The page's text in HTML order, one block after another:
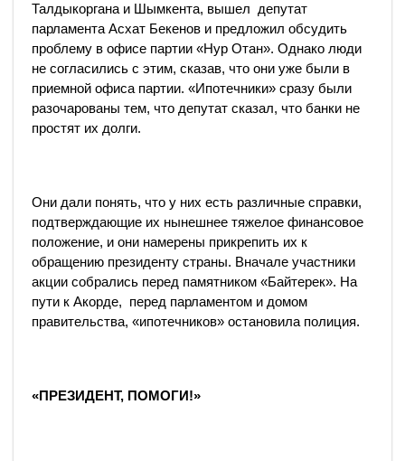
Талдыкоргана и Шымкента, вышел депутат
парламента Асхат Бекенов и предложил обсудить
проблему в офисе партии «Нур Отан». Однако люди
не согласились с этим, сказав, что они уже были в
приемной офиса партии. «Ипотечники» сразу были
разочарованы тем, что депутат сказал, что банки не
простят их долги.
Они дали понять, что у них есть различные справки,
подтверждающие их нынешнее тяжелое финансовое
положение, и они намерены прикрепить их к
обращению президенту страны. Вначале участники
акции собрались перед памятником «Байтерек». На
пути к Акорде, перед парламентом и домом
правительства, «ипотечников» остановила полиция.
«ПРЕЗИДЕНТ, ПОМОГИ!»